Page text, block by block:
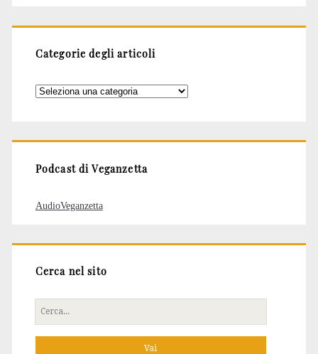
Categorie degli articoli
Categorie
Podcast di Veganzetta
AudioVeganzetta
Cerca nel sito
Cerca
per: